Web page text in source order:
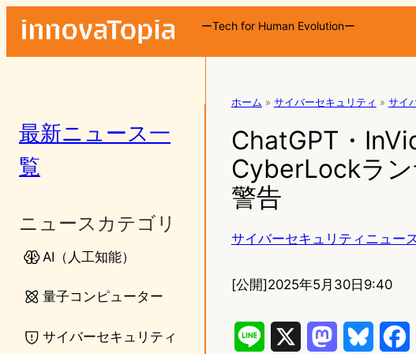
ーTech for Human Evolutionー
最新ニュース一
覧
ニュースカテゴリ
AI（人工知能）
量子コンピューター
サイバーセキュリティ
ホーム » サイバーセキュリティ » サイ
ChatGPT・
CyberLockラ
警告
サイバーセキュリティニュー
[公開]2025年5月30日9:40